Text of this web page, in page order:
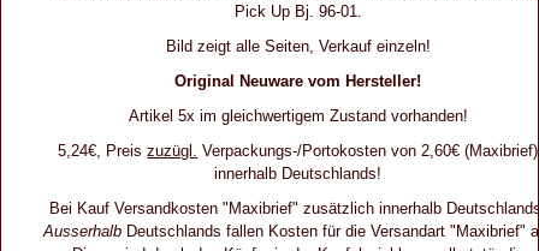
Pick Up Bj. 96-01.
Bild zeigt alle Seiten, Verkauf einzeln!
Original Neuware vom Hersteller!
Artikel 5x im gleichwertigem Zustand vorhanden!
5,24€, Preiszuzügl.
Verpackungs-/Portokosten von 2,60€ (Maxibrief)
innerhalb Deutschlands!
Bei Kauf Versandkosten "Maxibrief" zusätzlich innerhalb
Ausserhalb Deutschlands fallen Kosten für die Versandart "Maxibrief"